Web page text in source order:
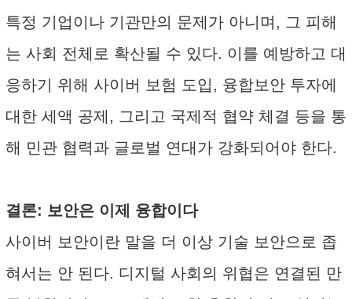
특정 기업이나 기관만의 문제가 아니며, 그 피해
는 사회 전체로 확산될 수 있다. 이를 예방하고 대
응하기 위해 사이버 보험 도입, 융합보안 투자에
대한 세액 공제, 그리고 국제적 협약 체결 등을 통
해 민관 협력과 글로벌 연대가 강화되어야 한다.
결론: 보안은 이제 융합이다
사이버 보안이란 말을 더 이상 기술 보안으로 좁
혀서는 안 된다. 디지털 사회의 위협은 연결된 만